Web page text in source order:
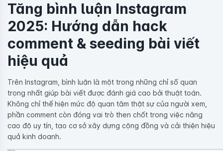
Tăng bình luận Instagram
2025: Hướng dẫn hack
comment & seeding bài viết
hiệu quả
Trên Instagram, bình luận là một trong những chỉ số quan
trọng nhất giúp bài viết được đánh giá cao bởi thuật toán.
Không chỉ thể hiện mức độ quan tâm thật sự của người xem,
phần comment còn đóng vai trò then chốt trong việc nâng
cao độ uy tín, tạo cơ sở xây dựng cộng đồng và cải thiện hiệu
quả kinh doanh.